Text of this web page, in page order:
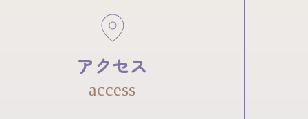
アクセス
access